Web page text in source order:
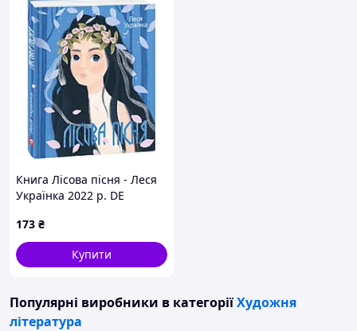
Книга Лісова пісня - Леся
Українка 2022 р. DE
173 ₴
Купити
Популярні виробники в категоріїХудожня
література